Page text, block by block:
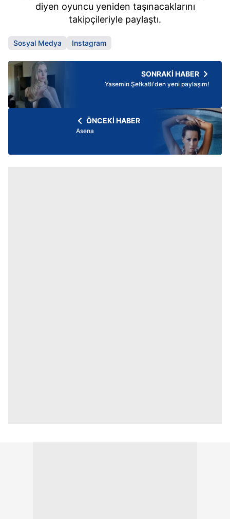
diyen oyuncu yeniden taşınacaklarını
takipçileriyle paylaştı.
Sosyal Medya Instagram
SONRAKİ HABER
Yasemin Şefkatli'den yeni paylaşım!
ÖNCEKİ HABER
Asena